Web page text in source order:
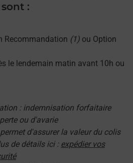
sont :
Recommandation (1) ou Option
le lendemain matin avant 10h ou
: indemnisation forfaitaire
ou d'avarie
d'assurer la valeur du colis
de détails ici : expédier vos